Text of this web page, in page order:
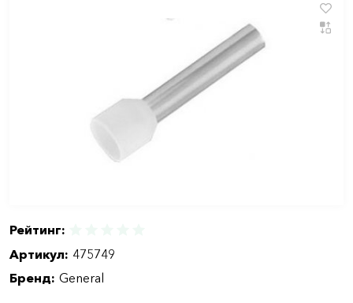
Рейтинг:
Артикул: 475749
Бренд: General